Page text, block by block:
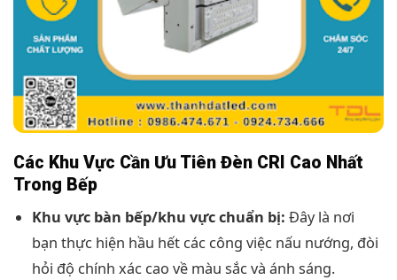
Các Khu Vực Cần Ưu Tiên Đèn CRI Cao Nhất
Trong Bếp
Khu vực bàn bếp/khu vực chuẩn bị: Đây là nơi
bạn thực hiện hầu hết các công việc nấu nướng, đòi
hỏi độ chính xác cao về màu sắc và ánh sáng.